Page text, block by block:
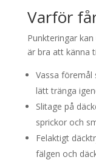
Varför
Punkteringar
är bra att känna
Vassa föremål
lätt tränga
Slitage på
sprickor och
Felaktigt
fälgen och